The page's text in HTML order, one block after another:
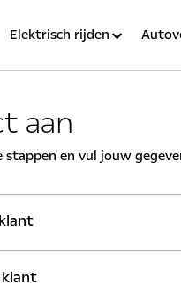
Elektrisch rijden
aan
en vul jouw
klant